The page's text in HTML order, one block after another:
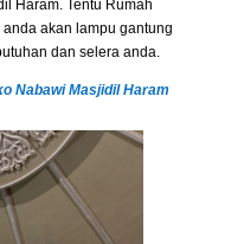
Haram. Tentu Rumah
akan lampu gantung
dan selera anda.
Nabawi Masjidil Haram